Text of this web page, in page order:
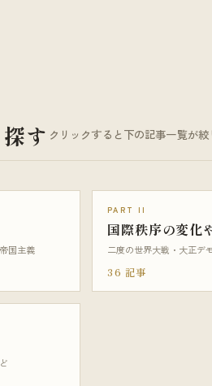
す クリックすると下の記事一覧が
国主義
PART II
国際秩序の変化
二度の世界大戦・大正デ
36 記事